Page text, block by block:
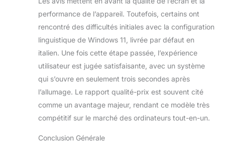
performance de l’appareil. Toutefois, certains ont
rencontré des difficultés initiales avec la configuration
linguistique de Windows 11, livrée par défaut en
italien. Une fois cette étape passée, l’expérience
utilisateur est jugée satisfaisante, avec un système
qui s’ouvre en seulement trois secondes après
l’allumage. Le rapport qualité-prix est souvent cité
comme un avantage majeur, rendant ce modèle très
compétitif sur le marché des ordinateurs tout-en-un.
Conclusion Générale